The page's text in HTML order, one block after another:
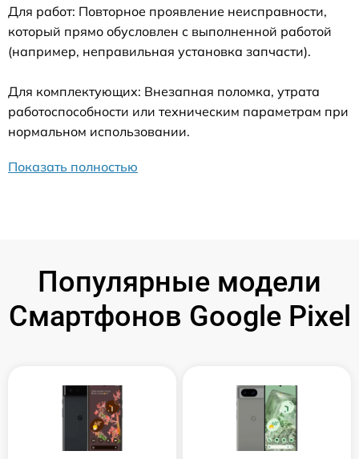
Для работ: Повторное проявление неисправности,
который прямо обусловлен с выполненной работой
(например, неправильная установка запчасти).
Для комплектующих: Внезапная поломка, утрата
работоспособности или техническим параметрам при
нормальном использовании.
Показать полностью
Популярные модели
Смартфонов Google Pixel